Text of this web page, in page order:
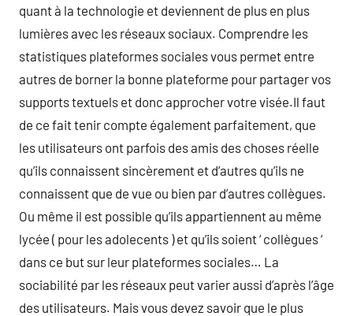
quant à la technologie et deviennent de plus en plus
lumières avec les réseaux sociaux. Comprendre les
statistiques plateformes sociales vous permet entre
autres de borner la bonne plateforme pour partager vos
supports textuels et donc approcher votre visée.Il faut
de ce fait tenir compte également parfaitement, que
les utilisateurs ont parfois des amis des choses réelle
qu’ils connaissent sincèrement et d’autres qu’ils ne
connaissent que de vue ou bien par d’autres collègues.
Ou même il est possible qu’ils appartiennent au même
lycée ( pour les adolecents ) et qu’ils soient ‘ collègues ‘
dans ce but sur leur plateformes sociales… La
sociabilité par les réseaux peut varier aussi d’après l’âge
des utilisateurs. Mais vous devez savoir que le plus